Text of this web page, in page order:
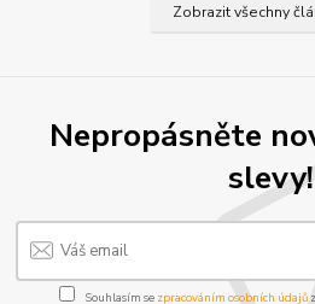
Zobrazit všechny
Nepropásněte
slevy!
Souhlasím se zpracováním osobních údajů